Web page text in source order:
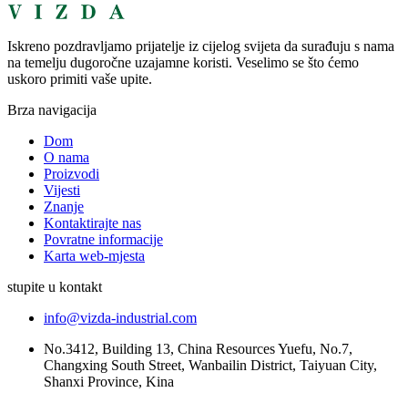
Iskreno pozdravljamo prijatelje iz cijelog svijeta da surađuju s nama
na temelju dugoročne uzajamne koristi. Veselimo se što ćemo
uskoro primiti vaše upite.
Brza navigacija
Dom
O nama
Proizvodi
Vijesti
Znanje
Kontaktirajte nas
Povratne informacije
Karta web-mjesta
stupite u kontakt
info@vizda-industrial.com
No.3412, Building 13, China Resources Yuefu, No.7,
Changxing South Street, Wanbailin District, Taiyuan City,
Shanxi Province, Kina